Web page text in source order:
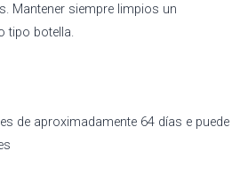
Mantener siempre limpios un
tipo botella.
de aproximadamente 64 días e puede